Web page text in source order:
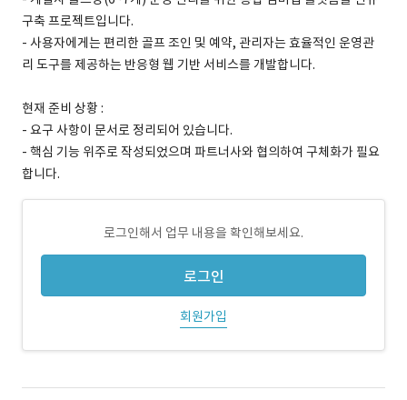
구축 프로젝트입니다.
- 사용자에게는 편리한 골프 조인 및 예약, 관리자는 효율적인 운영관
리 도구를 제공하는 반응형 웹 기반 서비스를 개발합니다.
현재 준비 상황 :
- 요구 사항이 문서로 정리되어 있습니다.
- 핵심 기능 위주로 작성되었으며 파트너사와 협의하여 구체화가 필요
합니다.
로그인해서 업무 내용을 확인해보세요.
로그인
회원가입